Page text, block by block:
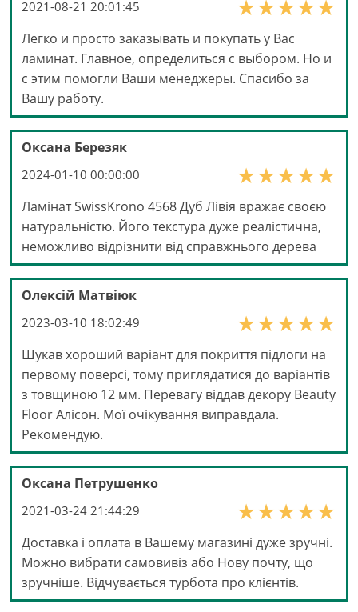
2021-08-21 20:01:45
Легко и просто заказывать и покупать у Вас
ламинат. Главное, определиться с выбором. Но и
с этим помогли Ваши менеджеры. Спасибо за
Вашу работу.
Оксана Березяк
2024-01-10 00:00:00
Ламінат SwissKrono 4568 Дуб Лівія вражає своєю
натуральністю. Його текстура дуже реалістична,
неможливо відрізнити від справжнього дерева
Олексій Матвіюк
2023-03-10 18:02:49
Шукав хороший варіант для покриття підлоги на
первому поверсі, тому приглядатися до варіантів
з товщиною 12 мм. Перевагу віддав декору Beauty
Floor Алісон. Мої очікування виправдала.
Рекомендую.
Оксана Петрушенко
2021-03-24 21:44:29
Доставка і оплата в Вашему магазині дуже зручні.
Можно вибрати самовивіз або Нову почту, що
зручніше. Відчувається турбота про клієнтів.